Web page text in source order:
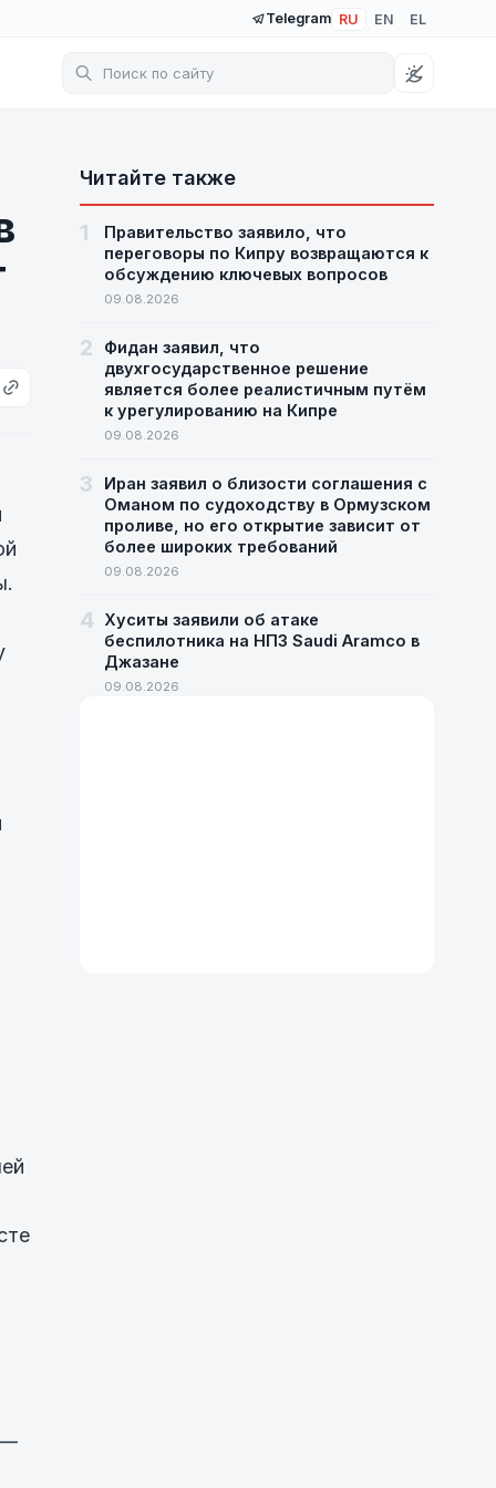
Telegram RU EN EL
—
Читайте также
1
Правительство заявило, что
переговоры по Кипру возвращаются к
обсуждению ключевых вопросов
09.08.2026
2
Фидан заявил, что
двухгосударственное решение
является более реалистичным путём
к урегулированию на Кипре
09.08.2026
3
Иран заявил о близости соглашения с
Оманом по судоходству в Ормузском
проливе, но его открытие зависит от
более широких требований
09.08.2026
4
Хуситы заявили об атаке
беспилотника на НПЗ Saudi Aramco в
Джазане
09.08.2026